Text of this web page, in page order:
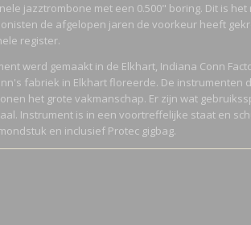
jazztrombone met een 0.500" boring. Dit is
de afgelopen jaren de voorkeur heeft
register.
werd gemaakt in de Elkhart, Indiana Conn
fabriek in Elkhart floreerde. De instrumenten
het grote vakmanschap. Er zijn wat
Instrument is in een voortreffelijke staat en
en inclusief Protec gigbag.